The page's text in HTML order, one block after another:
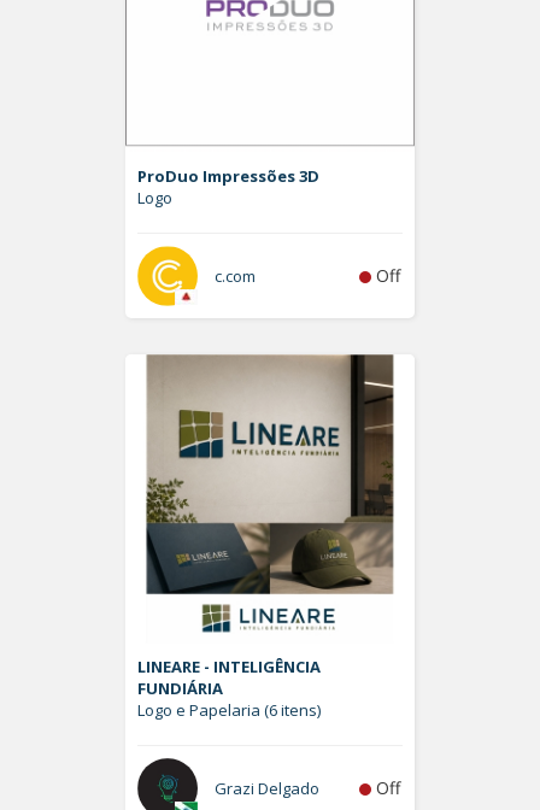
ProDuo Impressões 3D
Logo
c.com Off
LINEARE - INTELIGÊNCIA
FUNDIÁRIA
Logo e Papelaria (6 itens)
Grazi Delgado Off